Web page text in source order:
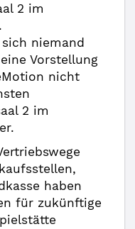
2 im
niemand
Vorstellung
nicht
2 im
haben
für zukünftige